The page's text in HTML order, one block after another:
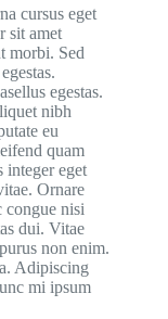
cursus eget
sit amet
morbi. Sed
egestas.
nibh
eu
quam
integer eget
Ornare
congue nisi
dui. Vitae
non enim.
Adipiscing
mi ipsum